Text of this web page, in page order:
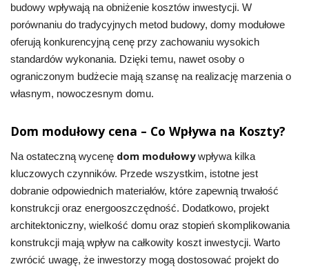
budowy wpływają na obniżenie kosztów inwestycji. W
porównaniu do tradycyjnych metod budowy, domy modułowe
oferują konkurencyjną cenę przy zachowaniu wysokich
standardów wykonania. Dzięki temu, nawet osoby o
ograniczonym budżecie mają szansę na realizację marzenia o
własnym, nowoczesnym domu.
Dom modułowy cena – Co Wpływa na Koszty?
Na ostateczną wycenę dom modułowywpływa kilka
kluczowych czynników. Przede wszystkim, istotne jest
dobranie odpowiednich materiałów, które zapewnią trwałość
konstrukcji oraz energooszczędność. Dodatkowo, projekt
architektoniczny, wielkość domu oraz stopień skomplikowania
konstrukcji mają wpływ na całkowity koszt inwestycji. Warto
zwrócić uwagę, że inwestorzy mogą dostosować projekt do